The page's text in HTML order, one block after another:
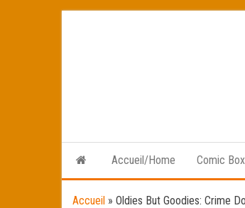
Accueil/Home Comic
Accueil » Oldies But Goodies: Crime